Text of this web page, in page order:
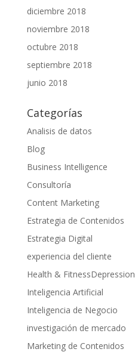
diciembre 2018
noviembre 2018
octubre 2018
septiembre 2018
junio 2018
Categorías
Analisis de datos
Blog
Business Intelligence
Consultoría
Content Marketing
Estrategia de Contenidos
Estrategia Digital
experiencia del cliente
Health & FitnessDepression
Inteligencia Artificial
Inteligencia de Negocio
investigación de mercado
Marketing de Contenidos